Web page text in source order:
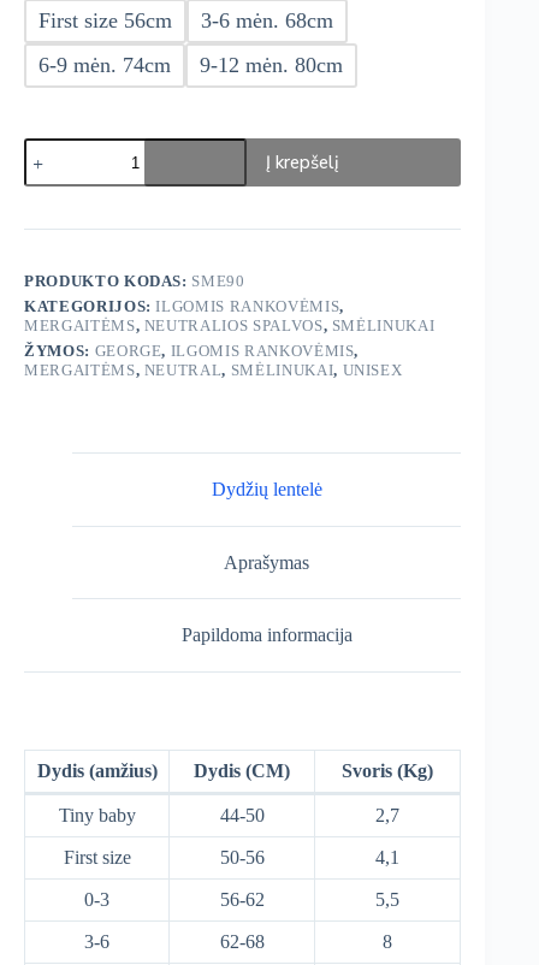
First size 56cm
3-6 mėn. 68cm
6-9 mėn. 74cm
9-12 mėn. 80cm
produkto
kiekis:
George
7
Į krepšelį
PRODUKTO KODAS: SME90
KATEGORIJOS:ILGOMIS RANKOVĖMIS,
MERGAITĖMS, NEUTRALIOS SPALVOS, SMĖLINUKAI
ŽYMOS: GEORGE, ILGOMIS RANKOVĖMIS,
MERGAITĖMS, NEUTRAL, SMĖLINUKAI, UNISEX
Dydžių lentelė
Aprašymas
Papildoma informacija
Dydis (amžius) Dydis (CM) Svoris (Kg)
Tiny baby 44-50 2,7
First size 50-56 4,1
0-3 56-62 5,5
3-6 62-68 8